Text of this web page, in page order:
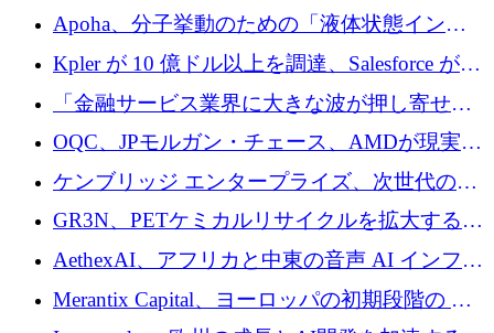
スタートアップの成長に向けて機関投資家へ
の資本シフトを呼びかけ
Apoha、分子挙動のための「液体状態インテ
リジェンス」を構築するために3,600万ドルを
かけてステルス状態から出現
Kpler が 10 億ドル以上を調達、Salesforce が
Contentful を買収、Built in Europe キャンペー
ンを開始
「金融サービス業界に大きな波が押し寄せて
いる」と「欧州初のAIネイティブ銀行」のボ
スが語る
OQC、JPモルガン・チェース、AMDが現実世
界のフィンテック・アプリケーションを探索
するためにQuantum-AIデータセンターを立ち
上げ
ケンブリッジ エンタープライズ、次世代のデ
ィープテック創設者向けにロンドンの出発点
を構築
GR3N、PETケミカルリサイクルを拡大するた
めにシリーズBで1,550万ユーロを調達
AethexAI、アフリカと中東の音声 AI インフラ
ストラクチャを構築するために 300 万ドルを
Merantix Capital、ヨーロッパの初期段階の AI
スタートアップ向けに 1 億 300 万ユーロのフ